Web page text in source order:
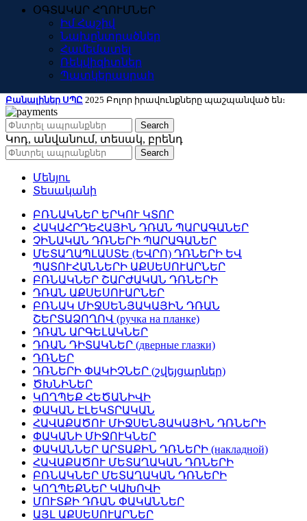
ՕԳՏԱԿԱՐ ՀՂՈՒՄՆԵՐ
Իմ Հաշիվ
Նախընտրածներ
Համեմատել
Ռեկվիզիտներ
Պատկերասրահ
Բանալիներ ՍՊԸ 2025 Բոլոր իրավունքները պաշպանված են։
Search
Կոդ, անվանում, տեսակ, բրենդ
Search
Մենյու
Տեսականի
ԲՌՆԱԿՆԵՐ ԵՐԿՈՒ ԿՏՈՐ
ՀԱԿԱՀՐԴԵՀԱՅԻՆ ԴՌԱՆ ՊԱՐԱԳԱՆԵՐ
ՉԻՆԱԿԱՆ ԴՌՆԵՐԻ ՊԱՐԱԳԱՆԵՐ
ՄԵՏԱՂԱՊԼԱՍՏԵ (ԵՎՐՈ) ԴՌՆԵՐԻ ԵՎ
ՊԱՏՈՒՀԱՆՆԵՐԻ ԱՔՍԵՍՈՒԱՐՆԵՐ
ԲՌՆԱԿՆԵՐ ՇԱՐԺԱԿԱՆ ԴՌՆԵՐԻ
ԴՌԱՆ ԱՔՍԵՍՈՒԱՐՆԵՐ
ԲՌՆԱԿ ՄԻՋՍԵՆՅԱԿԱՅԻՆ ԴՌԱՆ
ՇԵՐՏԱՁՈՂՈՎ (ручка на планке)
ԴՌԱՆ ԱՐԳԵԼԱԿՆԵՐ
ԴՌԱՆ ԴԻՏԱԿՆԵՐ (дверные глазки)
ԴՌՆԵՐ
ԴՌՆԵՐԻ ՓԱԿԻՉՆԵՐ (շվեյցարներ)
ԾԽՆԻՆԵՐ
ԿՈՂՊԵՔ ՀԵԾԱՆԻՎԻ
ՓԱԿԱՆ ԷԼԵԿՏՐԱԿԱՆ
ՀԱՎԱՔԱԾՈՒ ՄԻՋՍԵՆՅԱԿԱՅԻՆ ԴՌՆԵՐԻ
ՓԱԿԱՆԻ ՄԻՋՈՒԿՆԵՐ
ՓԱԿԱՆՆԵՐ ԱՐՏԱՔԻՆ ԴՌՆԵՐԻ (накладной)
ՀԱՎԱՔԱԾՈՒ ՄԵՏԱՂԱԿԱՆ ԴՌՆԵՐԻ
ԲՌՆԱԿՆԵՐ ՄԵՏԱՂԱԿԱՆ ԴՌՆԵՐԻ
ԿՈՂՊԵՔՆԵՐ ԿԱԽՈՎԻ
ՄՈՒՏՔԻ ԴՌԱՆ ՓԱԿԱՆՆԵՐ
ԱՅԼ ԱՔՍԵՍՈՒԱՐՆԵՐ